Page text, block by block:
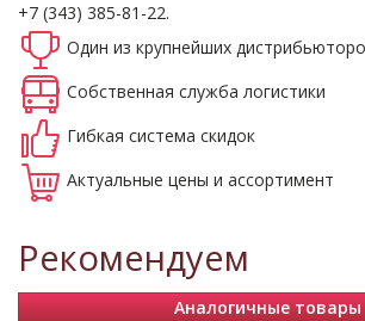
+7 (343) 385-81-22.
Один из крупнейших
Собственная служба логистики
Гибкая система скидок
Актуальные цены и ассортимент
Рекомендуем
Аналогичные товары